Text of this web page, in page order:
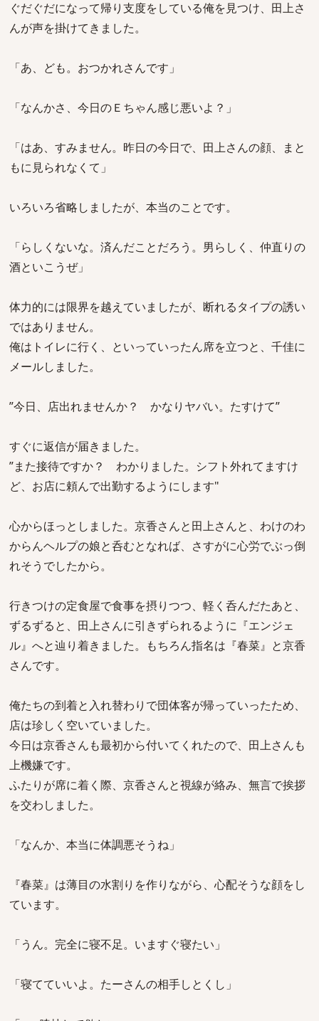
ぐだぐだになって帰り支度をしている俺を見つけ、田上さ
んが声を掛けてきました。
「あ、ども。おつかれさんです」
「なんかさ、今日のＥちゃん感じ悪いよ？」
「はあ、すみません。昨日の今日で、田上さんの顔、まと
もに見られなくて」
いろいろ省略しましたが、本当のことです。
「らしくないな。済んだことだろう。男らしく、仲直りの
酒といこうぜ」
体力的には限界を越えていましたが、断れるタイプの誘い
ではありません。
俺はトイレに行く、といっていったん席を立つと、千佳に
メールしました。
”今日、店出れませんか？ かなりヤバい。たすけて”
すぐに返信が届きました。
”また接待ですか？ わかりました。シフト外れてますけ
ど、お店に頼んで出勤するようにします"
心からほっとしました。京香さんと田上さんと、わけのわ
からんヘルプの娘と呑むとなれば、さすがに心労でぶっ倒
れそうでしたから。
行きつけの定食屋で食事を摂りつつ、軽く呑んだたあと、
ずるずると、田上さんに引きずられるように『エンジェ
ル』へと辿り着きました。もちろん指名は『春菜』と京香
さんです。
俺たちの到着と入れ替わりで団体客が帰っていったため、
店は珍しく空いていました。
今日は京香さんも最初から付いてくれたので、田上さんも
上機嫌です。
ふたりが席に着く際、京香さんと視線が絡み、無言で挨拶
を交わしました。
「なんか、本当に体調悪そうね」
『春菜』は薄目の水割りを作りながら、心配そうな顔をし
ています。
「うん。完全に寝不足。いますぐ寝たい」
「寝てていいよ。たーさんの相手しとくし」